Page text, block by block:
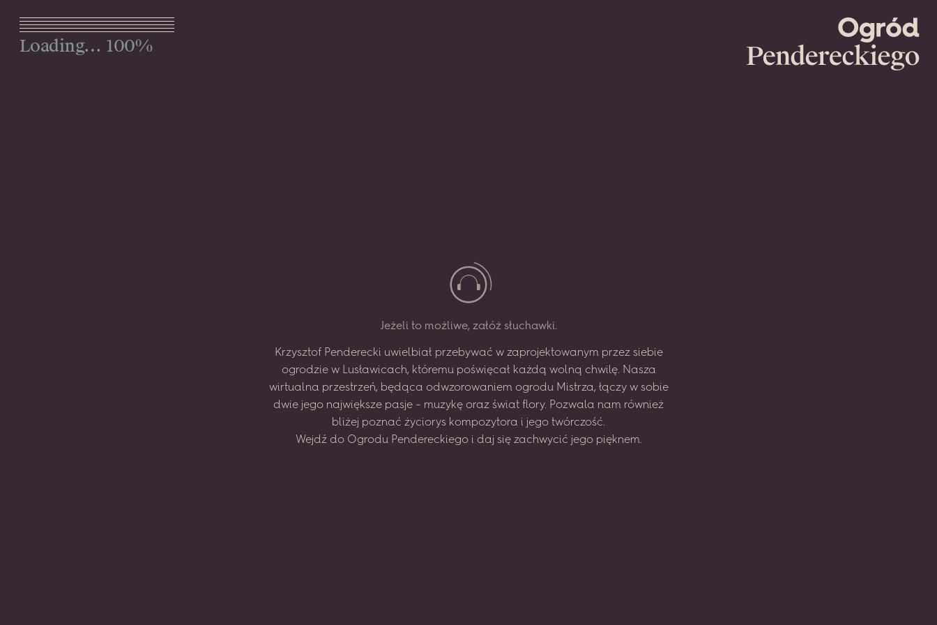
Jeżeli to możliwe, załóż słuchawki.
Krzysztof Penderecki uwielbiał przebywać w zaprojektowanym przez siebie
ogrodzie w Lusławicach, któremu poświęcał każdą wolną chwilę. Nasza
wirtualna przestrzeń, będąca odwzorowaniem ogrodu Mistrza, łączy w sobie
dwie jego największe pasje – muzykę oraz świat flory. Pozwala nam również
bliżej poznać życiorys kompozytora i jego twórczość.
Wejdź do Ogrodu Pendereckiego i daj się zachwycić jego pięknem.
Menu
100%